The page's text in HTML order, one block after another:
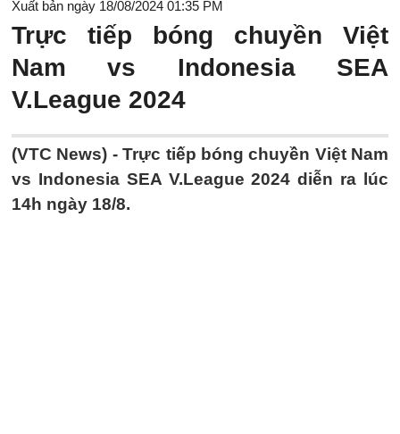
Xuất bản ngày 18/08/2024 01:35 PM
Trực tiếp bóng chuyền Việt
Nam vs Indonesia SEA
V.League 2024
(VTC News) -Trực tiếp bóng chuyền Việt Nam
vs Indonesia SEA V.League 2024 diễn ra lúc
14h ngày 18/8.